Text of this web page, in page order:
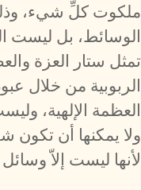
ملكوت كلِّ شيء،
الوسائط، بل ليست
تمثل ستار العزة
الربوبية من خلال
العظمة الإلهية،
ولا يمكنها أن تكون
لأنها ليست إلاّ